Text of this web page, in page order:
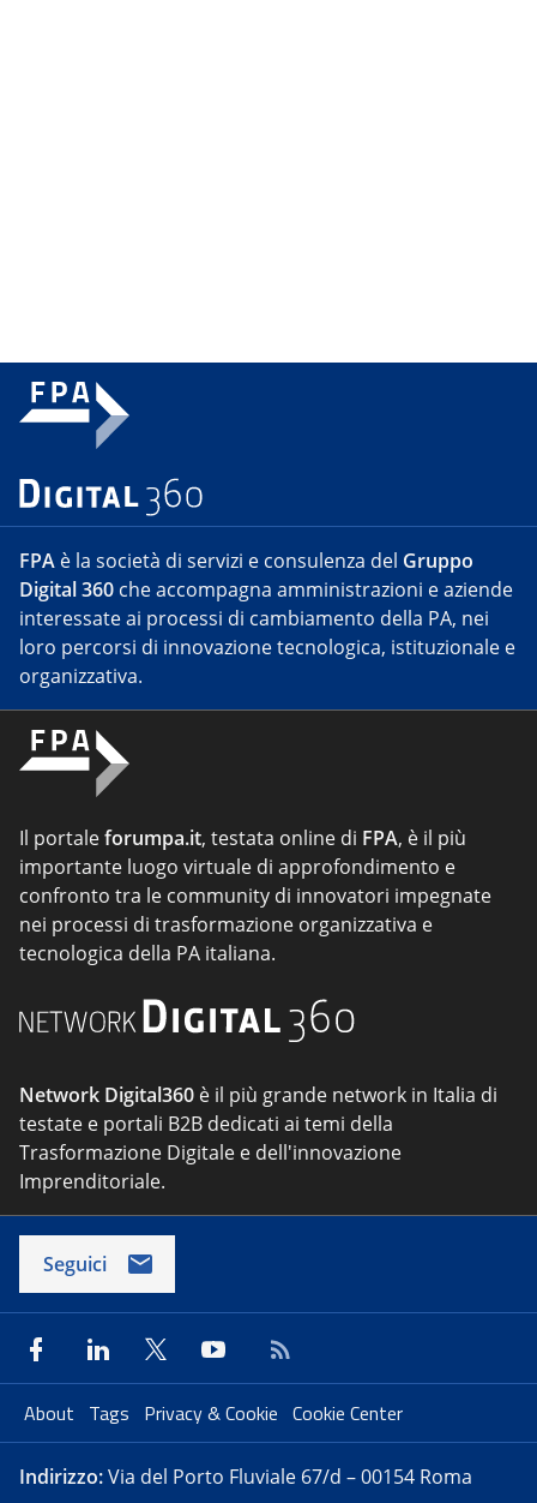
FPA è la società di servizi e consulenza del Gruppo
Digital 360 che accompagna amministrazioni e aziende
interessate ai processi di cambiamento della PA, nei
loro percorsi di innovazione tecnologica, istituzionale e
organizzativa.
Il portaleforumpa.it, testata online di FPA, è il più
importante luogo virtuale di approfondimento e
confronto tra le community di innovatori impegnate
nei processi di trasformazione organizzativa e
tecnologica della PA italiana.
Network Digital360 è il più grande network in Italia di
testate e portali B2B dedicati ai temi della
Trasformazione Digitale e dell'innovazione
Imprenditoriale.
Seguici
About Tags Privacy & Cookie Cookie Center
Indirizzo:Via del Porto Fluviale 67/d – 00154 Roma